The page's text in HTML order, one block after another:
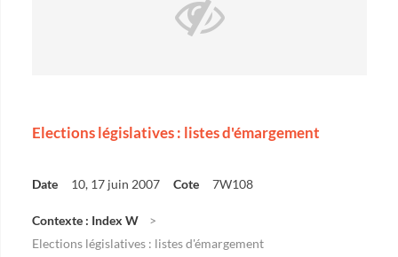
Elections législatives : listes d'émargement
Date 10, 17 juin 2007 Cote 7W108
Contexte : Index W
Elections législatives : listes d'émargement